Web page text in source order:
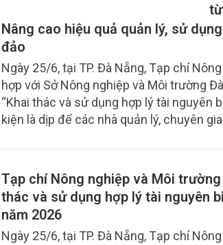
Nâng cao hiệu quả quản lý, sử
đảo
Ngày 25/6, tại TP. Đà Nẵng, Tạp chí
hợp với Sở Nông nghiệp và Môi trường
“Khai thác và sử dụng hợp lý tài nguyên
kiện là dịp để các nhà quản lý, chuyên
giải pháp hoàn thiện cơ chế quản lý,
mà biển mang lại cho phát triển kinh tế -
Tạp chí Nông nghiệp và Môi
thác và sử dụng hợp lý tài nguyên
năm 2026
Ngày 25/6, tại TP. Đà Nẵng, Tạp chí